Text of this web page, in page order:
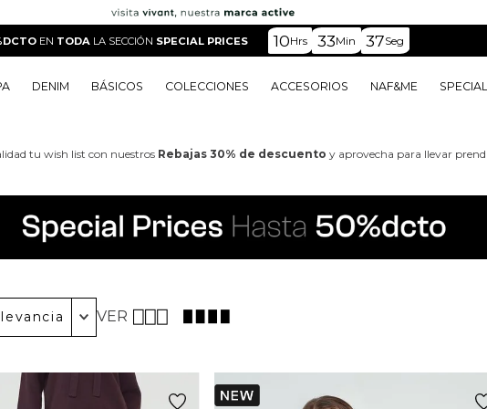
EN TODA LA SECCIÓN SPECIAL PRICES 10Hrs 33Min 35Seg
DENIM BÁSICOS COLECCIONES
Edit
ACCESORIOS NAF&ME
tu wish list con nuestros Rebajas 30% de descuento y aprovecha para llevar
VER